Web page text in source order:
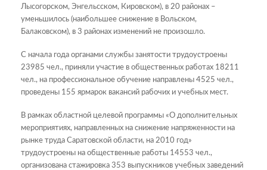
Лысогорском, Энгельсском, Кировском), в 20 районах –
уменьшилось (наибольшее снижение в Вольском,
Балаковском), в 3 районах изменений не произошло.
С начала года органами службы занятости трудоустроены
23985 чел., приняли участие в общественных работах 18211
чел., на профессиональное обучение направлены 4525 чел.,
проведены 155 ярмарок вакансий рабочих и учебных мест.
В рамках областной целевой программы «О дополнительных
мероприятиях, направленных на снижение напряженности на
рынке труда Саратовской области, на 2010 год»
трудоустроены на общественные работы 14553 чел.,
организована стажировка 353 выпускников учебных заведений